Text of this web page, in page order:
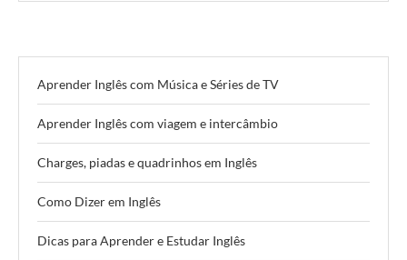
Aprender Inglês com Música e Séries de TV
Aprender Inglês com viagem e intercâmbio
Charges, piadas e quadrinhos em Inglês
Como Dizer em Inglês
Dicas para Aprender e Estudar Inglês